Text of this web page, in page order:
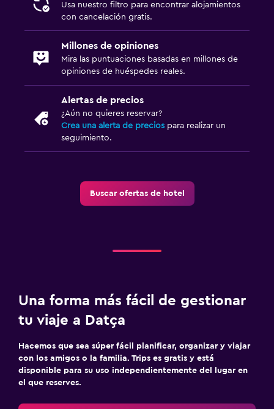
Usa nuestro filtro para encontrar alojamientos
con cancelación gratis.
Millones de opiniones
Mira las puntuaciones basadas en millones de
opiniones de huéspedes reales.
Alertas de precios
¿Aún no quieres reservar?
Crea una alerta de precios para realizar un
seguimiento.
Buscar ofertas de hotel
Una forma más fácil de gestionar
tu viaje a Datça
Hacemos que sea súper fácil planificar, organizar y viajar
con los amigos o la familia. Trips es gratis y está
disponible para su uso independientemente del lugar en
el que reserves.